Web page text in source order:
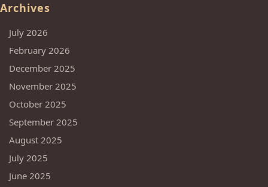
Archives
July 2026
February 2026
December 2025
November 2025
October 2025
September 2025
August 2025
July 2025
June 2025